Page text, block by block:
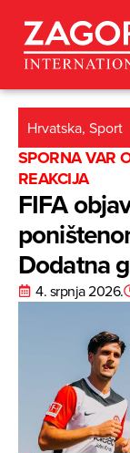
Hrvatska, Sport
SPORNA VAR
REAKCIJA
FIFA
Dodatna
4. srpnja 2026.